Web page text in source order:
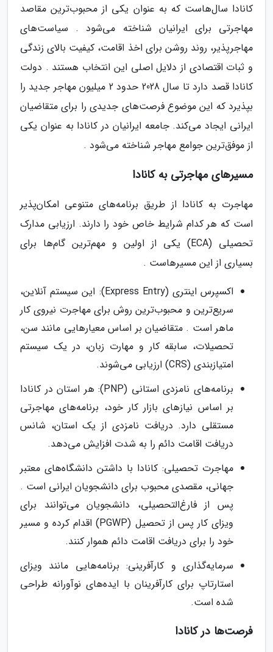
کانادا سال‌هاست که به عنوان یکی از محبوب‌ترین مقاصد
مهاجرتی برای ایرانیان شناخته می‌شود . سیاست‌های
مهاجرپذیر، روند روشن برای اخذ اقامت، کیفیت بالای زندگی
و ثبات اقتصادی از دلایل اصلی این انتخاب هستند . دولت
کانادا قصد دارد تا سال 2028 حدود 2 میلیون مهاجر جدید را
بپذیرد که این موضوع فرصت‌های جدیدی را برای متقاضیان
ایرانی ایجاد می‌کند. جامعه ایرانیان در کانادا به عنوان یکی
از موفق‌ترین جوامع مهاجر شناخته می‌شود .
مسیرهای مهاجرتی به کانادا
مهاجرت به کانادا از طریق برنامه‌های متنوعی امکان‌پذیر
است که هر کدام شرایط خاص خود را دارند. ارزیابی مدارک
تحصیلی (ECA) یکی از اولین و مهم‌ترین گام‌ها برای
بسیاری از این مسیرهاست .
اکسپرس اینتری (Express Entry): این سیستم آنلاین،
سریع‌ترین و محبوب‌ترین روش برای مهاجرت نیروی کار
ماهر است . متقاضیان بر اساس معیارهایی مانند سن،
تحصیلات، سابقه کار و مهارت زبان، در یک سیستم
امتیازبندی (CRS) ارزیابی می‌شوند.
برنامه‌های نامزدی استانی (PNP): هر استان در کانادا
بر اساس نیازهای بازار کار خود، برنامه‌های مهاجرتی
مستقلی دارد. دریافت نامزدی از یک استان، شانس
دریافت اقامت دائم را به شدت افزایش می‌دهد.
مهاجرت تحصیلی: کانادا با داشتن دانشگاه‌های معتبر
جهانی، مقصدی محبوب برای دانشجویان ایرانی است .
پس از فارغ‌التحصیلی، دانشجویان می‌توانند برای
ویزای کار پس از تحصیل (PGWP) اقدام کرده و مسیر
خود را برای دریافت اقامت دائم هموار کنند.
سرمایه‌گذاری و کارآفرینی: برنامه‌هایی مانند ویزای
استارتاپ برای کارآفرینان با ایده‌های نوآورانه طراحی
شده است.
فرصت‌ها در کانادا